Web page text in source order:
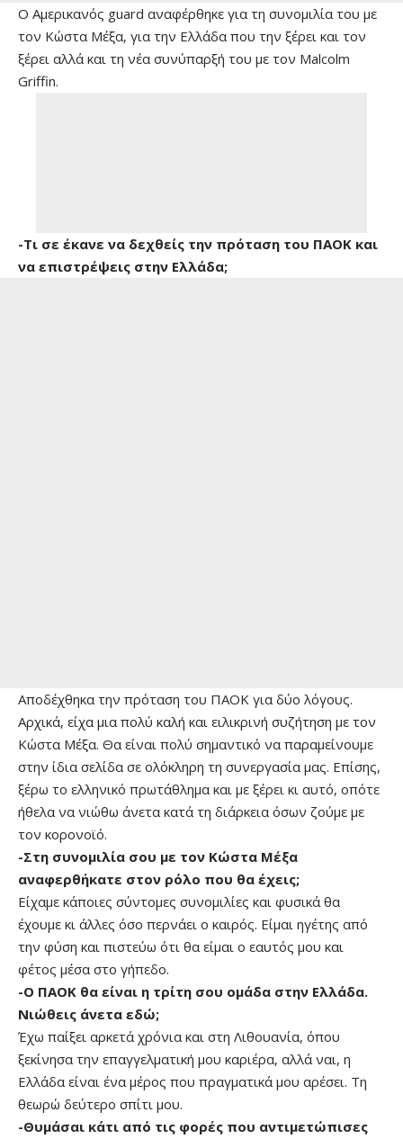
Ο Αμερικανός guard αναφέρθηκε για τη συνομιλία του με
τον Κώστα Μέξα, για την Ελλάδα που την ξέρει και τον
ξέρει αλλά και τη νέα συνύπαρξή του με τον Malcolm
Griffin.
-Τι σε έκανε να δεχθείς την πρόταση του ΠΑΟΚ και
να επιστρέψεις στην Ελλάδα;
Αποδέχθηκα την πρόταση του ΠΑΟΚ για δύο λόγους.
Αρχικά, είχα μια πολύ καλή και ειλικρινή συζήτηση με τον
Κώστα Μέξα. Θα είναι πολύ σημαντικό να παραμείνουμε
στην ίδια σελίδα σε ολόκληρη τη συνεργασία μας. Επίσης,
ξέρω το ελληνικό πρωτάθλημα και με ξέρει κι αυτό, οπότε
ήθελα να νιώθω άνετα κατά τη διάρκεια όσων ζούμε με
τον κορονοϊό.
-Στη συνομιλία σου με τον Κώστα Μέξα
αναφερθήκατε στον ρόλο που θα έχεις;
Είχαμε κάποιες σύντομες συνομιλίες και φυσικά θα
έχουμε κι άλλες όσο περνάει ο καιρός. Είμαι ηγέτης από
την φύση και πιστεύω ότι θα είμαι ο εαυτός μου και
φέτος μέσα στο γήπεδο.
-Ο ΠΑΟΚ θα είναι η τρίτη σου ομάδα στην Ελλάδα.
Νιώθεις άνετα εδώ;
Έχω παίξει αρκετά χρόνια και στη Λιθουανία, όπου
ξεκίνησα την επαγγελματική μου καριέρα, αλλά ναι, η
Ελλάδα είναι ένα μέρος που πραγματικά μου αρέσει. Τη
θεωρώ δεύτερο σπίτι μου.
-Θυμάσαι κάτι από τις φορές που αντιμετώπισες